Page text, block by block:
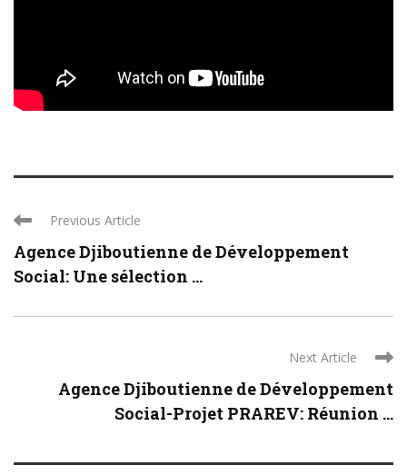
Previous Article
Agence Djiboutienne de Développement
Social: Une sélection ...
Next Article
Agence Djiboutienne de Développement
Social-Projet PRAREV: Réunion ...